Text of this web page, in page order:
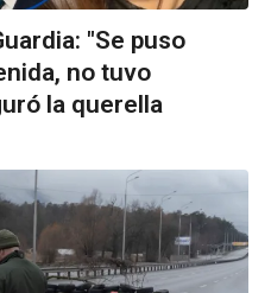
"Se puso
no tuvo
la querella